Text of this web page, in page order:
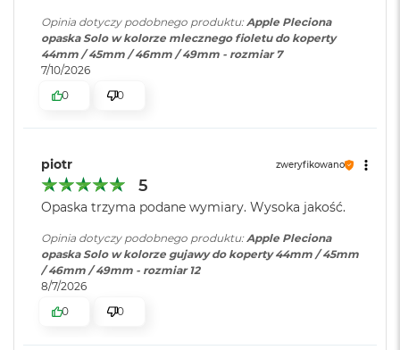
o
r
u
B
o
k
A
i
B
ł
ę
k
n
Opinia dotyczy podobnego produktu: Apple Pleciona
opaska Solo w kolorze mlecznego fioletu do koperty
44mm / 45mm / 46mm / 49mm - rozmiar 7
7/10/2026
0
0
piotr zweryfikowano
5
Opaska trzyma podane wymiary. Wysoka jakość.
Opinia dotyczy podobnego produktu:Apple Pleciona
opaska Solo w kolorze gujawy do koperty 44mm / 45mm
/ 46mm / 49mm - rozmiar 12
8/7/2026
0
0